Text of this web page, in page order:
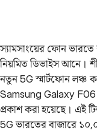
স্যামসাংয়ের ফোন ভারতে
নিয়মিত ডিভাইস আনে।
নতুন 5G স্মার্টফোন লঞ্চ
Samsung Galaxy
প্রকাশ করা হয়েছে। এই
5G ভারতের বাজারে